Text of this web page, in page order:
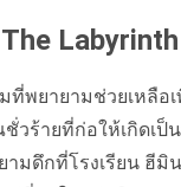
The
ที่พยายามช่วยเหลือ
วร้ายที่ก่อให้เกิดเป็
มดึกที่โรงเรียน ฮีมิ